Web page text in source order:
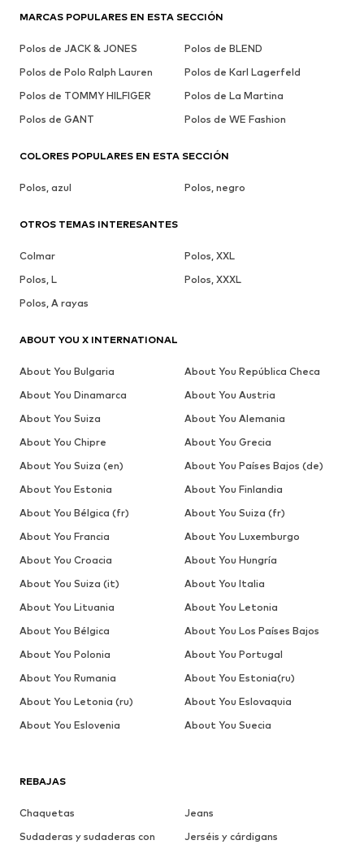
REBAJAS
Chaquetas
Jeans
Sudaderas y sudaderas con
Jerséis y cárdigans
MARCAS POPULARES EN ESTA SECCIÓN
Polos de JACK & JONES
Polos de BLEND
Polos de Polo Ralph Lauren
Polos de Karl Lagerfeld
Polos de TOMMY HILFIGER
Polos de La Martina
Polos de GANT
Polos de WE Fashion
COLORES POPULARES EN ESTA SECCIÓN
Polos, azul Polos, negro
OTROS TEMAS INTERESANTES
Colmar
Polos, XXL
Polos, L
Polos, XXXL
Polos, A rayas
ABOUT YOU X INTERNATIONAL
About You Bulgaria
About You República Checa
About You Dinamarca
About You Austria
About You Suiza
About You Alemania
About You Chipre
About You Grecia
About You Suiza (en)
About You Países Bajos (de)
About You Estonia
About You Finlandia
About You Bélgica (fr)
About You Suiza (fr)
About You Francia
About You Luxemburgo
About You Croacia
About You Hungría
About You Suiza (it)
About You Italia
About You Lituania
About You Letonia
About You Bélgica
About You Los Países Bajos
About You Polonia
About You Portugal
About You Rumania
About You Estonia(ru)
About You Letonia (ru)
About You Eslovaquia
About You Eslovenia
About You Suecia